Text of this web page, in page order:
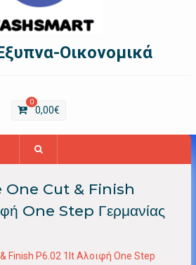
Οικονομικά
0
0,00€
One Cut & Finish
One Step Γερμανίας
Finish P6.02 1lt Αλοιφή One Step